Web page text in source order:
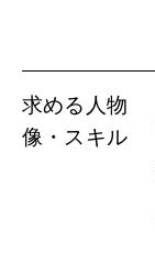
求める人物
像・スキル